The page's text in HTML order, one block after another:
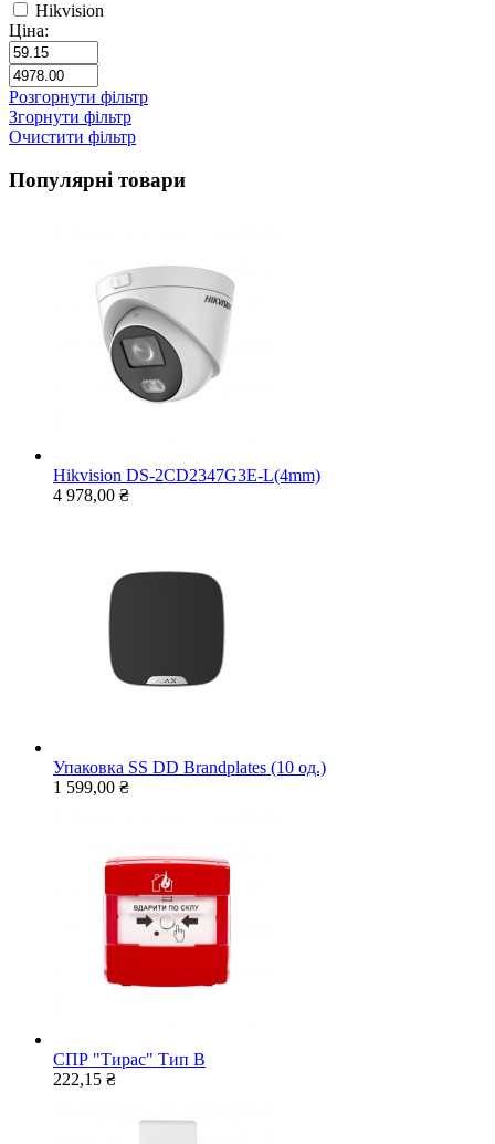
Hikvision
Ціна:
Розгорнути фільтр
Згорнути фільтр
Очистити фільтр
Популярні товари
Hikvision DS-2CD2347G3E-L(4mm)
4 978,00 ₴
Упаковка SS DD Brandplates (10 од.)
1 599,00 ₴
СПР "Тирас" Тип В
222,15 ₴